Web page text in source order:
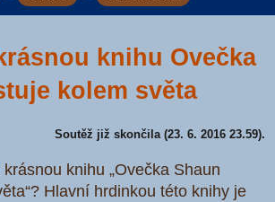
knihu Ovečka
kolem světa
Soutěž již skončila (23. 6. 2016 23.59).
knihu „Ovečka Shaun
Hlavní hrdinkou této knihy je